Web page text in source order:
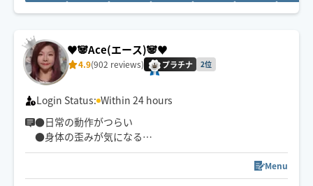
お子様や🐶🐈ご一緒OKです◎
♥️🐼Ace(エース)🐼♥️
4.9(902 reviews) プラチナ 2位
Login Status: Within 24 hours
●日常の動作がつらい
●身体の歪みが気になる
●趣味や仕事のパフォーマンスを良くしたい
どんなお悩みにも真摯に向き合い身体の痛みや不調、お
客様の気になる所をその場しのぎではなく"根本"から対
Menu